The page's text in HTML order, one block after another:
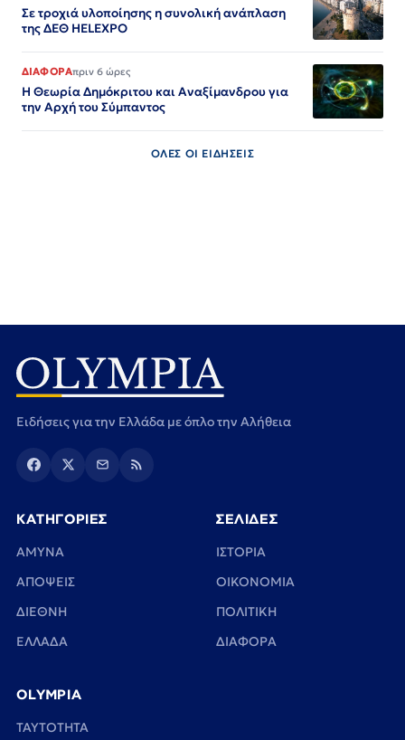
Σε τροχιά υλοποίησης η συνολική ανάπλαση
της ΔΕΘ HELEXPO
ΔΙΑΦΟΡΑπριν 6 ώρες
Η Θεωρία Δημόκριτου και Αναξίμανδρου για
την Αρχή του Σύμπαντος
ΟΛΕΣ ΟΙ ΕΙΔΗΣΕΙΣ
Ειδήσεις για την Ελλάδα με όπλο την Αλήθεια
ΚΑΤΗΓΟΡΙΕΣ
ΑΜΥΝΑ
ΑΠΟΨΕΙΣ
ΔΙΕΘΝΗ
ΕΛΛΑΔΑ
ΣΕΛΙΔΕΣ
ΙΣΤΟΡΙΑ
ΟΙΚΟΝΟΜΙΑ
ΠΟΛΙΤΙΚΗ
ΔΙΑΦΟΡΑ
OLYMPIA
TAYTOTHTA